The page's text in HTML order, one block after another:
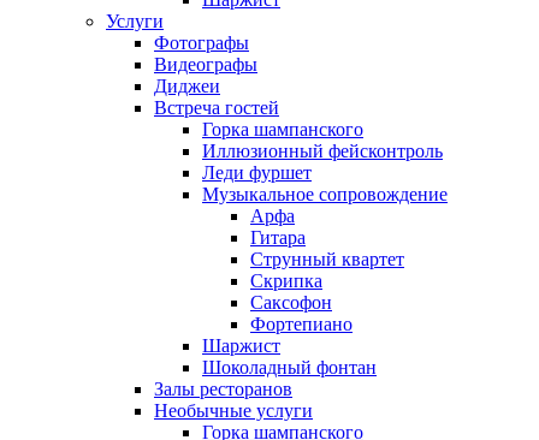
Услуги
Фотографы
Видеографы
Диджеи
Встреча гостей
Горка шампанского
Иллюзионный фейсконтроль
Леди фуршет
Музыкальное сопровождение
Арфа
Гитара
Струнный квартет
Скрипка
Саксофон
Фортепиано
Шаржист
Шоколадный фонтан
Залы ресторанов
Необычные услуги
Горка шампанского